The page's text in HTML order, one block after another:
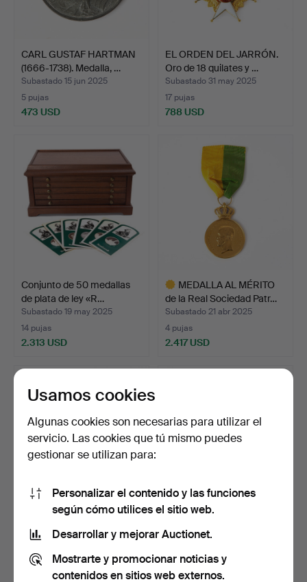
CARL GUSTAF HARTMAN
(1666-1738). Medalla, …
Subastado 15 jun 2025
5 pujas
473 USD
EL ORDEN DEL JARRÓN.
Oro de 18 quilates y …
Subastado 31 may 2025
17 pujas
788 USD
Conjunto de 50 medallas
de plata de ley «R…
Subastado 19 may 2025
14 pujas
2.313 USD
MEDALLA AL MÉRITO
de la Real Sociedad Patr…
Subastado 21 abr 2025
4 pujas
2.417 USD
MEDALLA AL MÉRITO, «Por
el rigor y la hone…
Subastado 31 mar 2025
3 pujas
1.051 USD
MEDALLA
CONMEMORATIVA, «Egron
5 pujas
53 USD
Usamos cookies
Algunas cookies son necesarias para utilizar el
servicio. Las cookies que tú mismo puedes
gestionar se utilizan para:
Personalizar el contenido y las funciones
según cómo utilices el sitio web.
Desarrollar y mejorar Auctionet.
Mostrarte y promocionar noticias y
contenidos en sitios web externos.